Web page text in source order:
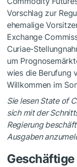
Vorschlag zur
ehemalige
Exchange
Curiae-
um
wies die Berufung
Willkommen im
Sie lesen State of
sich mit der
Regierung
Ausgaben